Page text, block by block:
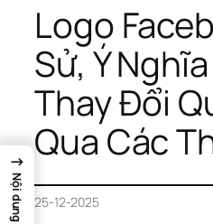
Logo
Sử, Ý
Thay Đổi
Qua Các
25-12-2025
→
Nội dung